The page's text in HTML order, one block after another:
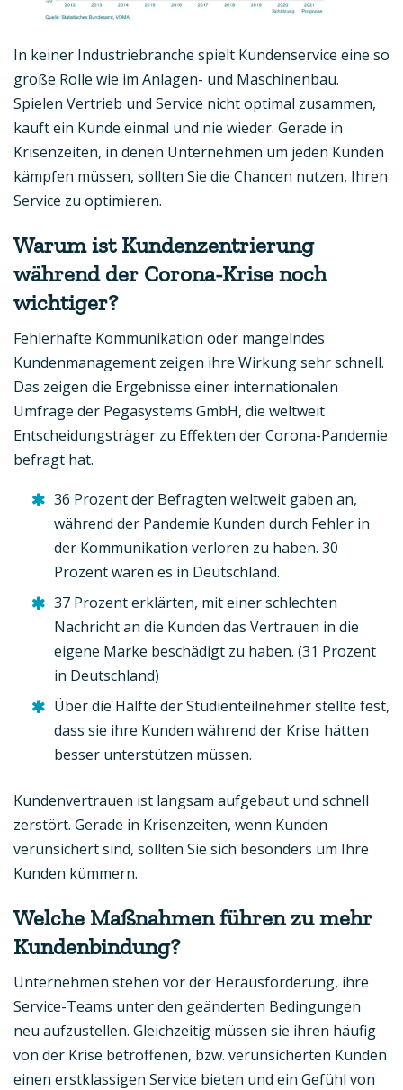
In keiner Industriebranche spielt Kundenservice eine so
große Rolle wie im Anlagen- und Maschinenbau.
Spielen Vertrieb und Service nicht optimal zusammen,
kauft ein Kunde einmal und nie wieder. Gerade in
Krisenzeiten, in denen Unternehmen um jeden Kunden
kämpfen müssen, sollten Sie die Chancen nutzen, Ihren
Service zu optimieren.
Warum ist Kundenzentrierung
während der Corona-Krise noch
wichtiger?
Fehlerhafte Kommunikation oder mangelndes
Kundenmanagement zeigen ihre Wirkung sehr schnell.
Das zeigen die Ergebnisse einer internationalen
Umfrage der Pegasystems GmbH, die weltweit
Entscheidungsträger zu Effekten der Corona-Pandemie
befragt hat.
36 Prozent der Befragten weltweit gaben an,
während der Pandemie Kunden durch Fehler in
der Kommunikation verloren zu haben. 30
Prozent waren es in Deutschland.
37 Prozent erklärten, mit einer schlechten
Nachricht an die Kunden das Vertrauen in die
eigene Marke beschädigt zu haben. (31 Prozent
in Deutschland)
Über die Hälfte der Studienteilnehmer stellte fest,
dass sie ihre Kunden während der Krise hätten
besser unterstützen müssen.
Kundenvertrauen ist langsam aufgebaut und schnell
zerstört. Gerade in Krisenzeiten, wenn Kunden
verunsichert sind, sollten Sie sich besonders um Ihre
Kunden kümmern.
Welche Maßnahmen führen zu mehr
Kundenbindung?
Unternehmen stehen vor der Herausforderung, ihre
Service-Teams unter den geänderten Bedingungen
neu aufzustellen. Gleichzeitig müssen sie ihren häufig
von der Krise betroffenen, bzw. verunsicherten Kunden
einen erstklassigen Service bieten und ein Gefühl von